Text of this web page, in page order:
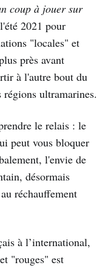
coup à jouer sur
2021 pour
"locales" et
près avant
à l'autre bout du
ultramarines.
le relais : le
peut vous bloquer
l'envie de
désormais
réchauffement
à l’international,
"rouges" est